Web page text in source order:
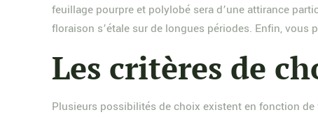
feuillage pourpre et polylobé sera d’une attirance
floraison s’étale sur de longues périodes. Enfin,
Les critères de
Plusieurs possibilités de choix existent en fonction